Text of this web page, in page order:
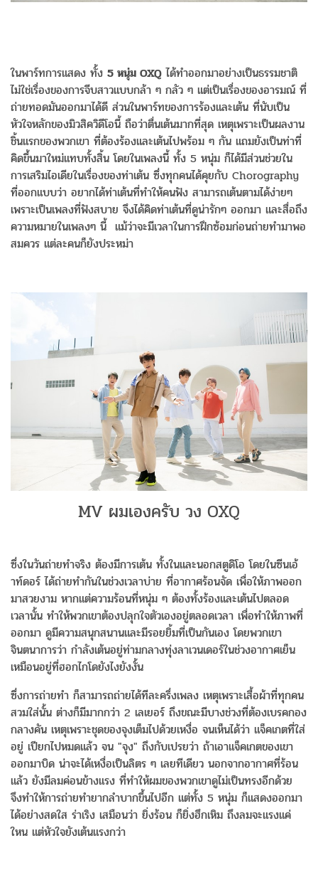
ในพาร์ทการแสดง ทั้ง 5 หนุ่ม OXQ ได้ทำออกมาอย่างเป็นธรรมชาติ
ไม่ใช่เรื่องของการจีบสาวแบบกล้า ๆ กลัว ๆ แต่เป็นเรื่องของอารมณ์ ที่
ถ่ายทอดมันออกมาได้ดี ส่วนในพาร์ทของการร้องและเต้น ที่นับเป็น
หัวใจหลักของมิวสิควิดีโอนี้ ถือว่าตื่นเต้นมากที่สุด เหตุเพราะเป็นผลงาน
ชิ้นแรกของพวกเขา ที่ต้องร้องและเต้นไปพร้อม ๆ กัน แถมยังเป็นท่าที่
คิดขึ้นมาใหม่แทบทั้งสิ้น โดยในเพลงนี้ ทั้ง 5 หนุ่ม ก็ได้มีส่วนช่วยใน
การเสริมไอเดียในเรื่องของท่าเต้น ซึ่งทุกคนได้คุยกับ Chorography
ที่ออกแบบว่า อยากได้ท่าเต้นที่ทำให้คนฟัง สามารถเต้นตามได้ง่ายๆ
เพราะเป็นเพลงที่ฟังสบาย จึงได้คิดท่าเต้นที่ดูน่ารักๆ ออกมา และสื่อถึง
ความหมายในเพลงๆ นี้ แม้ว่าจะมีเวลาในการฝึกซ้อมก่อนถ่ายทำมาพอ
สมควร แต่ละคนก็ยังประหม่า
MV ผมเองครับ วง OXQ
ซึ่งในวันถ่ายทำจริง ต้องมีการเต้น ทั้งในและนอกสตูดิโอ โดยในซีนเอ้
าท์ดอร์ ได้ถ่ายทำกันในช่วงเวลาบ่าย ที่อากาศร้อนจัด เพื่อให้ภาพออก
มาสวยงาม หากแต่ความร้อนที่หนุ่ม ๆ ต้องทั้งร้องและเต้นไปตลอด
เวลานั้น ทำให้พวกเขาต้องปลุกใจตัวเองอยู่ตลอดเวลา เพื่อทำให้ภาพที่
ออกมา ดูมีความสนุกสนานและมีรอยยิ้มที่เป็นกันเอง โดยพวกเขา
จินตนาการว่า กำลังเต้นอยู่ท่ามกลางทุ่งลาเวนเดอร์ในช่วงอากาศเย็น
เหมือนอยู่ที่ฮอกไกโดยังไงยังงั้น
ซึ่งการถ่ายทำ ก็สามารถถ่ายได้ทีละครึ่งเพลง เหตุเพราะเสื้อผ้าที่ทุกคน
สวมใส่นั้น ต่างก็มีมากกว่า 2 เลเยอร์ ถึงขณะมีบางช่วงที่ต้องเบรคกอง
กลางคัน เหตุเพราะชุดของจุงเต็มไปด้วยเหงื่อ จนเห็นได้ว่า แจ็คเกตที่ใส่
อยู่ เปียกไปหมดแล้ว จน "จุง" ถึงกับเปรยว่า ถ้าเอาแจ็คเกตของเขา
ออกมาบิด น่าจะได้เหงื่อเป็นลิตร ๆ เลยทีเดียว นอกจากอากาศที่ร้อน
แล้ว ยังมีลมค่อนข้างแรง ที่ทำให้ผมของพวกเขาดูไม่เป็นทรงอีกด้วย
จึงทำให้การถ่ายทำยากลำบากขึ้นไปอีก แต่ทั้ง 5 หนุ่ม ก็แสดงออกมา
ได้อย่างสดใส ร่าเริง เสมือนว่า ยิ่งร้อน ก็ยิ่งฮึกเหิม ถึงลมจะแรงแค่
ใหน แต่หัวใจยังเต้นแรงกว่า